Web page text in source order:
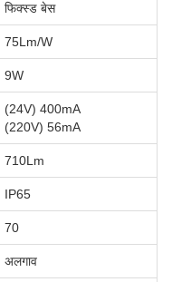
फिक्स्ड बेस
75Lm/W
9W
(24V) 400mA
(220V) 56mA
710Lm
IP65
70
अलगाव